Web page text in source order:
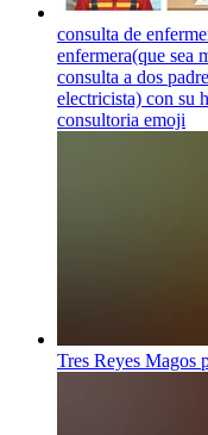
consulta de
enfermera(que sea
consulta a dos
electricista) con su
consultoria emoji
Tres Reyes Magos